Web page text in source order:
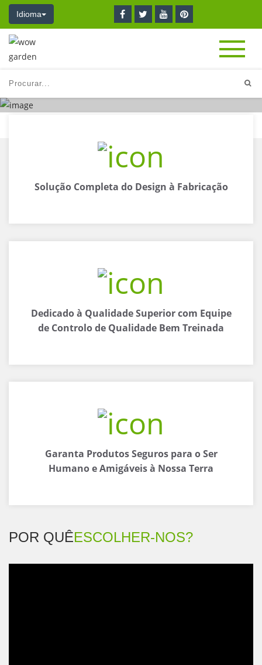
Idioma
Solução Completa do Design à Fabricação
Dedicado à Qualidade Superior com Equipe
de Controlo de Qualidade Bem Treinada
Garanta Produtos Seguros para o Ser
Humano e Amigáveis à Nossa Terra
POR QUÊESCOLHER-NOS?